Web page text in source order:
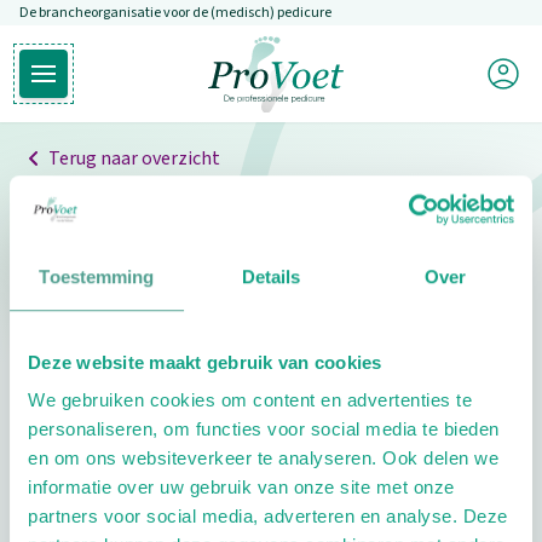
Toestemming Details Over
Deze website maakt gebruik van cookies
We gebruiken cookies om content en advertenties te
personaliseren, om functies voor social media te bieden
en om ons websiteverkeer te analyseren. Ook delen we
informatie over uw gebruik van onze site met onze
partners voor social media, adverteren en analyse. Deze
Overslaan en naar de inhoud gaan
De brancheorganisatie voor de (medisch) pedicure
Open hoofdmenu
Ga naar de homepagina
Mijn
Terug naar overzicht
Professionals
Pedicure niet gevonden
pedicure.